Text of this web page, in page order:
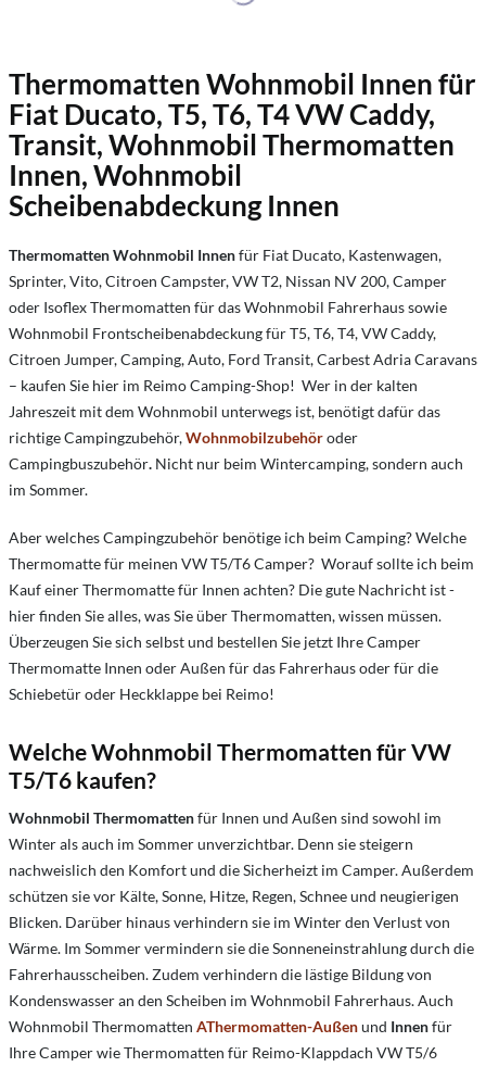
Thermomatten Wohnmobil Innen für
Fiat Ducato, T5, T6, T4 VW Caddy,
Transit, Wohnmobil Thermomatten
Innen, Wohnmobil
Scheibenabdeckung Innen
Thermomatten Wohnmobil Innenfür Fiat Ducato, Kastenwagen,
Sprinter, Vito, Citroen Campster, VW T2, Nissan NV 200, Camper
oder Isoflex Thermomatten für das Wohnmobil Fahrerhaus sowie
Wohnmobil Frontscheibenabdeckung für T5, T6, T4, VW Caddy,
Citroen Jumper, Camping, Auto, Ford Transit, Carbest Adria Caravans
– kaufen Sie hier im Reimo Camping-Shop! Wer in der kalten
Jahreszeit mit dem Wohnmobil unterwegs ist, benötigt dafür das
richtige Campingzubehör,Wohnmobilzubehöroder
Campingbuszubehör. Nicht nur beim Wintercamping, sondern auch
im Sommer.
Aber welches Campingzubehör benötige ich beim Camping? Welche
Thermomatte für meinen VW T5/T6 Camper? Worauf sollte ich beim
Kauf einer Thermomatte für Innen achten? Die gute Nachricht ist -
hier finden Sie alles, was Sie über Thermomatten, wissen müssen.
Überzeugen Sie sich selbst und bestellen Sie jetzt Ihre Camper
Thermomatte Innen oder Außen für das Fahrerhaus oder für die
Schiebetür oder Heckklappe bei Reimo!
Welche Wohnmobil Thermomatten für VW
T5/T6 kaufen?
Wohnmobil Thermomattenfür Innen und Außen sind sowohl im
Winter als auch im Sommer unverzichtbar. Denn sie steigern
nachweislich den Komfort und die Sicherheizt im Camper. Außerdem
schützen sie vor Kälte, Sonne, Hitze, Regen, Schnee und neugierigen
Blicken. Darüber hinaus verhindern sie im Winter den Verlust von
Wärme. Im Sommer vermindern sie die Sonneneinstrahlung durch die
Fahrerhausscheiben. Zudem verhindern die lästige Bildung von
Kondenswasser an den Scheiben im Wohnmobil Fahrerhaus. Auch
Wohnmobil Thermomatten AThermomatten-Außenund Innenfür
Ihre Camper wie Thermomatten für Reimo-Klappdach VW T5/6